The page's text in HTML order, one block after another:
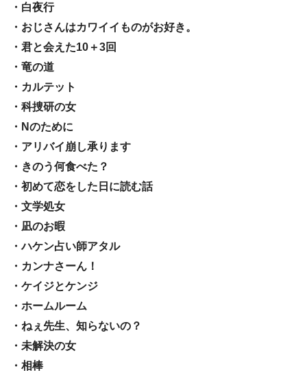
・白夜行
・おじさんはカワイイものがお好き。
・君と会えた10＋3回
・竜の道
・カルテット
・科捜研の女
・Nのために
・アリバイ崩し承ります
・きのう何食べた？
・初めて恋をした日に読む話
・文学処女
・凪のお暇
・ハケン占い師アタル
・カンナさーん！
・ケイジとケンジ
・ホームルーム
・ねぇ先生、知らないの？
・未解決の女
・相棒